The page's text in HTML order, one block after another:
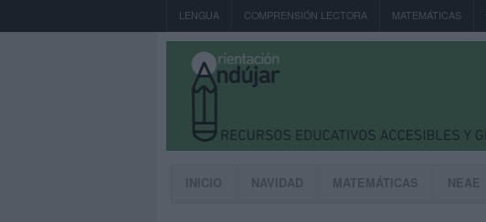
LENGUA COMPRENSIÓN LECTORA MATEMÁTICAS
INICIO NAVIDAD MATEMÁTICAS NEAE